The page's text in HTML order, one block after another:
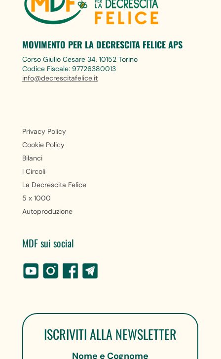
MOVIMENTO PER LA DECRESCITA FELICE APS
Corso Giulio Cesare 34, 10152 Torino
Codice Fiscale: 97726380013
info@decrescitafelice.it
Privacy Policy
Cookie Policy
Bilanci
I Circoli
La Decrescita Felice
5 x 1000
Autoproduzione
MDF sui social
ISCRIVITI ALLA NEWSLETTER
Nome e Cognome